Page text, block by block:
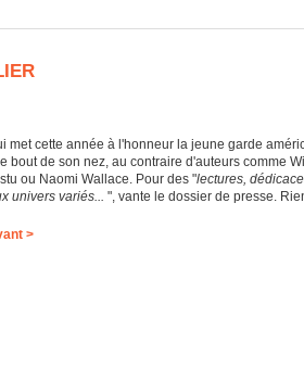
met cette année à l'honneur la jeune garde
bout de son nez, au contraire d'auteurs comme
ou Naomi Wallace. Pour des "lectures,
univers variés... ", vante le dossier de presse.
>